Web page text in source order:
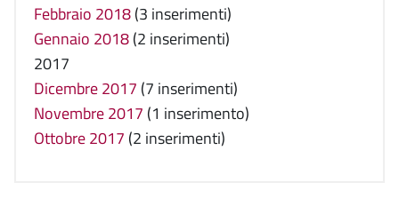
Febbraio 2018(3 inserimenti)
Gennaio 2018(2 inserimenti)
2017
Dicembre 2017 (7 inserimenti)
Novembre 2017 (1 inserimento)
Ottobre 2017 (2 inserimenti)